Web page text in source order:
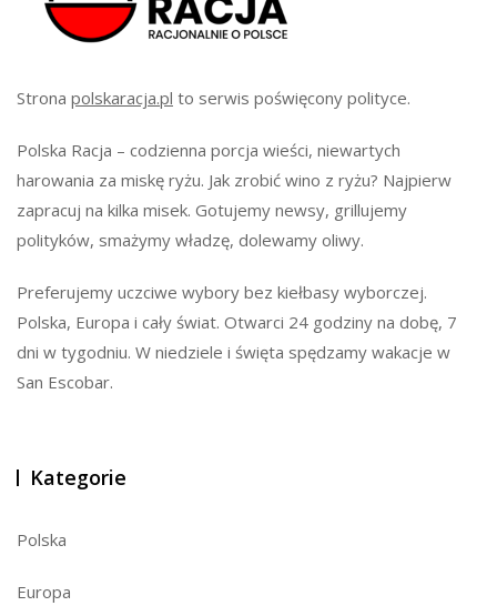
Strona polskaracja.pl to serwis poświęcony polityce.
Polska Racja – codzienna porcja wieści, niewartych
harowania za miskę ryżu. Jak zrobić wino z ryżu? Najpierw
zapracuj na kilka misek. Gotujemy newsy, grillujemy
polityków, smażymy władzę, dolewamy oliwy.
Preferujemy uczciwe wybory bez kiełbasy wyborczej.
Polska, Europa i cały świat. Otwarci 24 godziny na dobę, 7
dni w tygodniu. W niedziele i święta spędzamy wakacje w
San Escobar.
Kategorie
Polska
Europa